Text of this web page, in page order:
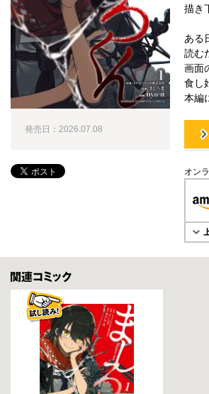
描き
ある
読む
画面
食し
本編
オン
発売日：2026.07.08
関連コミックス